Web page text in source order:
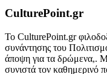
CulturePoint.gr
Το CulturePoint.gr
συνάντησης του
άποψη για τα δρώμενα,.
συνιστά τον καθημερινό